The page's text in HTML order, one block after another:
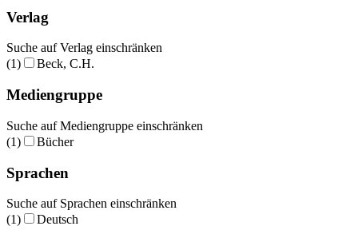
Verlag
Suche auf Verlag einschränken
(1)
Beck, C.H.
Mediengruppe
Suche auf Mediengruppe einschränken
(1)
Bücher
Sprachen
Suche auf Sprachen einschränken
(1)
Deutsch